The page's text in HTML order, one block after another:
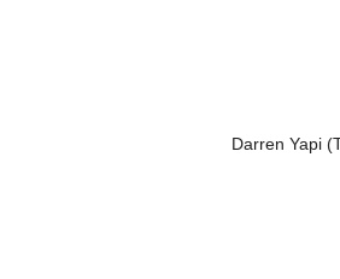
Darren Yapi